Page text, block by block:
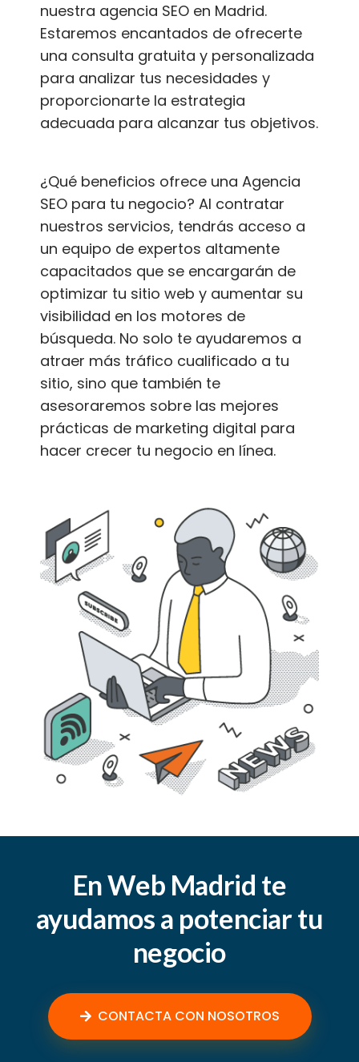
nuestra agencia SEO en Madrid.
Estaremos encantados de ofrecerte
una consulta gratuita y personalizada
para analizar tus necesidades y
proporcionarte la estrategia
adecuada para alcanzar tus objetivos.
¿Qué beneficios ofrece una Agencia
SEO para tu negocio? Al contratar
nuestros servicios, tendrás acceso a
un equipo de expertos altamente
capacitados que se encargarán de
optimizar tu sitio web y aumentar su
visibilidad en los motores de
búsqueda. No solo te ayudaremos a
atraer más tráfico cualificado a tu
sitio, sino que también te
asesoraremos sobre las mejores
prácticas de marketing digital para
hacer crecer tu negocio en línea.
En Web Madrid te
ayudamos a potenciar tu
negocio
CONTACTA CON NOSOTROS